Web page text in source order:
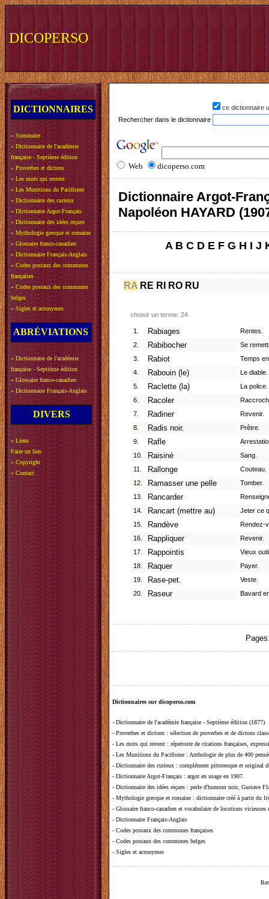
DICOPERSO
DICTIONNAIRES
» Sommaire
» Dictionnaire de l'académie
française - Septième édition
» Proverbes et dictons
» Les mots qui restent
» Les Munitions du Pacifisme
» Dictionnaire des curieux
» Dictionnaire Argot-Français
» Dictionnaire des idées reçues
» Mythologie grecque et romaine
» Glossaire franco-canadien
» Dictionnaire Français-Anglais
» Codes postaux des communes
françaises
» Codes postaux des communes
belges
» Sigles et acronymes
ABRÉVIATIONS
» Dictionnaire de l'académie
française - Septième édition
» Glossaire franco-canadien
» Dictionnaire Français-Anglais
DIVERS
» Liens
Faire un lien
» Copyright
» Contact
ce dictionnaire
Rechercher dans le dictionnaire
Web dicoperso.com
Dictionnaire Argot-
Napoléon HAYARD
A B C D E F G H I J
RA RE RI RO RU
choisir un terme: 24
1. Rabiages
Rentes.
2.
Rabibocher
Se
3.
Rabiot
Temps
4.
Rabouin (le)
Le diable.
5.
Raclette (la)
La police.
6.
Racoler
7.
Radiner
Revenir.
8.
Radis noir.
Prêtre.
9.
Rafle
10.
Raisiné
Sang.
11.
Rallonge
Couteau.
12.
Ramasser une pelle
Tomber.
13.
Rancarder
14.
Rancart (mettre au)
Jeter ce
15.
Randève
Rendez-
16.
Rappliquer
Revenir.
17.
Rappointis
Vieux
18.
Raquer
Payer.
19.
Rase-pet.
Veste.
20.
Raseur Bavard
Dictionnaires sur dicoperso.com
- Dictionnaire de l'académie française - Septième édition (1877)
- Proverbes et dictons : sélection de proverbes et de dictons
- Les mots qui restent : répertoire de citations françaises,
- Les Munitions du Pacifisme : Anthologie de plus de 400
- Dictionnaire des curieux : complément pittoresque et original
- Dictionnaire Argot-Français : argot en usage en 1907.
- Dictionnaire des idées reçues : perle d'humour noir, Gustave
- Mythologie grecque et romaine : dictionnaire créé à partir du
- Glossaire franco-canadien et vocabulaire de locutions vicieuses
- Dictionnaire Français-Anglais
- Codes postaux des communes françaises
- Codes postaux des communes belges
- Sigles et acronymes